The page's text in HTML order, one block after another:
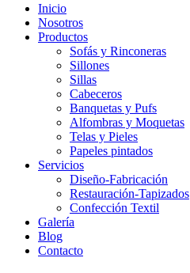
Inicio
Nosotros
Productos
Sofás y Rinconeras
Sillones
Sillas
Cabeceros
Banquetas y Pufs
Alfombras y Moquetas
Telas y Pieles
Papeles pintados
Servicios
Diseño-Fabricación
Restauración-Tapizados
Confección Textil
Galería
Blog
Contacto